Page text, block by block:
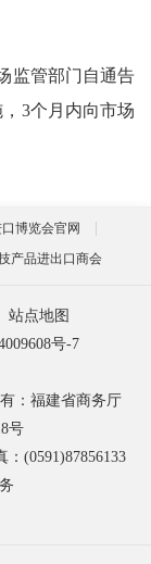
管部门自通告
3个月内向市场
博览会官网
产品进出口商会
站点地图
号-7
：福建省商务厅
号
：(0591)87856133